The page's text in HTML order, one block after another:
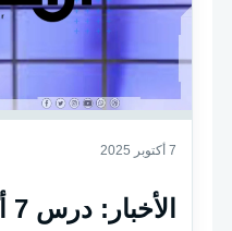
7 أكتوبر 2025
الأخبار: درس 7 أكتوبر